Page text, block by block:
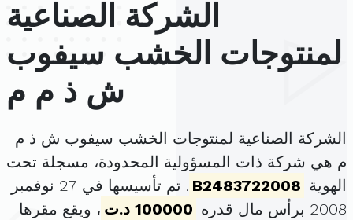
الشركة الصناعية
لمنتوجات الخشب سيفوب
ش ذ م م
الشركة الصناعية لمنتوجات الخشب سيفوب ش ذ م
م هي شركة ذات المسؤولية المحدودة، مسجلة تحت
الهوية B2483722008
. تم تأسيسها في 27 نوفمبر
2008 برأس مال قدره
100000 د.ت
، ويقع مقرها